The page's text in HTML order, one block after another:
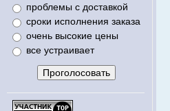
проблемы с доставкой
сроки исполнения заказа
очень высокие цены
все устраивает